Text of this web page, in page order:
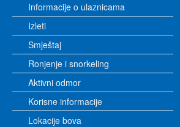
Informacije o ulaznicama
Izleti
Smještaj
Ronjenje i snorkeling
Aktivni odmor
Korisne informacije
Lokacije bova